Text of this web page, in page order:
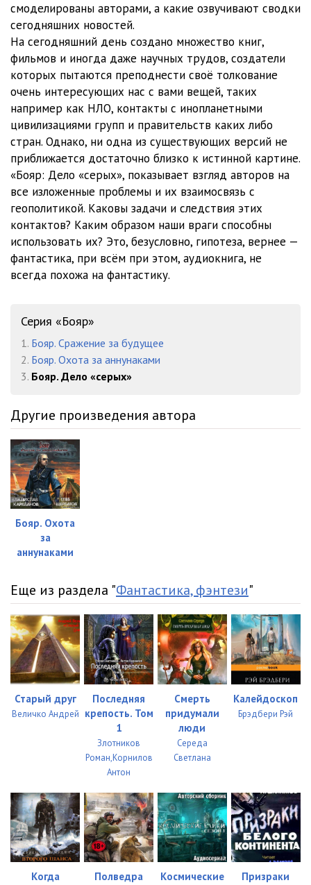
смоделированы авторами, а какие озвучивают сводки
сегодняшних новостей.
На сегодняшний день создано множество книг,
фильмов и иногда даже научных трудов, создатели
которых пытаются преподнести своё толкование
очень интересующих нас с вами вещей, таких
например как НЛО, контакты с инопланетными
цивилизациями групп и правительств каких либо
стран. Однако, ни одна из существующих версий не
приближается достаточно близко к истинной картине.
«Бояр: Дело «серых», показывает взгляд авторов на
все изложенные проблемы и их взаимосвязь с
геополитикой. Каковы задачи и следствия этих
контактов? Каким образом наши враги способны
использовать их? Это, безусловно, гипотеза, вернее —
фантастика, при всём при этом, аудиокнига, не
всегда похожа на фантастику.
Серия «Бояр»
1. Бояр. Сражение за будущее
2. Бояр. Охота за аннунаками
3. Бояр. Дело «серых»
Другие произведения автора
Бояр. Охота
за
аннунаками
Еще из раздела "Фантастика, фэнтези"
Старый друг
Величко Андрей
Последняя
крепость. Том
1
Злотников
Роман,Корнилов
Антон
Смерть
придумали
люди
Середа
Светлана
Калейдоскоп
Брэдбери Рэй
Когда
Полведра
Космические
Призраки